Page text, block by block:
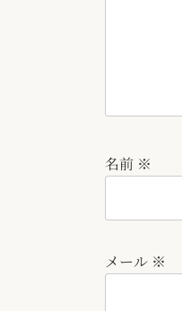
名前 ※
メール ※